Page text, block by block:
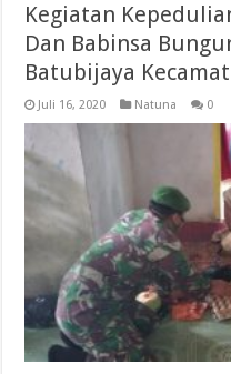
Kegiatan
Dan Babinsa
Batubijaya
Juli 16, 2020 Natuna 0